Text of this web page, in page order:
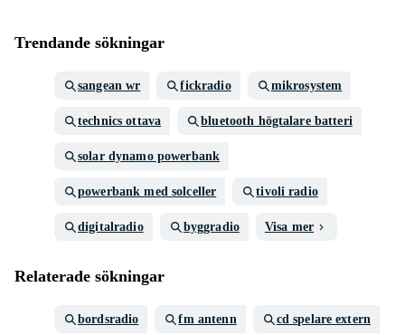
Trendande sökningar
sangean wr fickradio mikrosystem
technics ottava bluetooth högtalare batteri
solar dynamo powerbank
powerbank med solceller tivoli radio
digitalradio byggradio Visa mer
Relaterade sökningar
bordsradio fm antenn cd spelare extern